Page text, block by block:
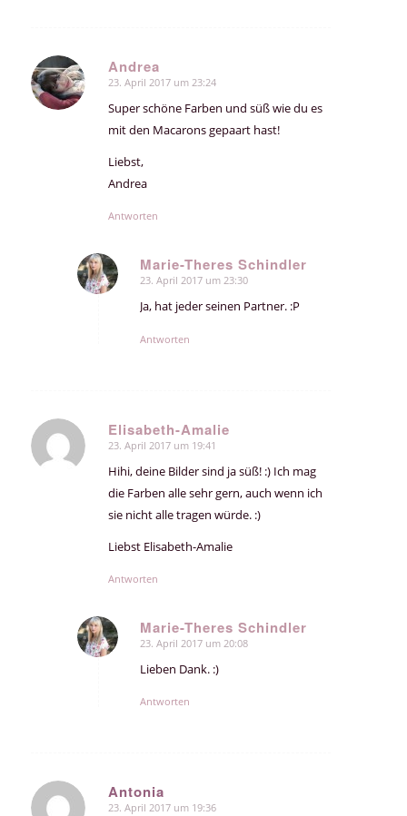
Andrea
sagte:
23. April 2017 um 23:24
Super schöne Farben und süß wie du es
mit den Macarons gepaart hast!
Liebst,
Andrea
Antworten
Marie-Theres Schindler
sagte:
23. April 2017 um 23:30
Ja, hat jeder seinen Partner. :P
Antworten
Elisabeth-Amalie
sagte:
23. April 2017 um 19:41
Hihi, deine Bilder sind ja süß! :) Ich mag
die Farben alle sehr gern, auch wenn ich
sie nicht alle tragen würde. :)
Liebst Elisabeth-Amalie
Antworten
Marie-Theres Schindler
sagte:
23. April 2017 um 20:08
Lieben Dank. :)
Antworten
Antonia
sagte:
23. April 2017 um 19:36